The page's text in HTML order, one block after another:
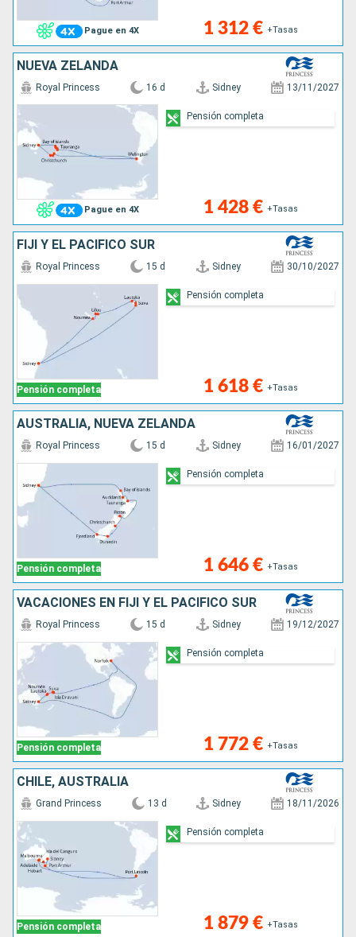
Pague en 4X 1 312 € +Tasas
NUEVA ZELANDA
Pague en 4X
Royal Princess 16 d Sidney 13/11/2027
1 428 € +Tasas
Pensión completa
FIJI Y EL PACÍFICO SUR
Pensión completa
Royal Princess 15 d Sidney 30/10/2027
1 618 € +Tasas
Pensión completa
AUSTRALIA, NUEVA ZELANDA
Pensión completa
Royal Princess 15 d Sidney 16/01/2027
1 646 € +Tasas
Pensión completa
VACACIONES EN FIJI Y EL PACÍFICO SUR
Pensión completa
Royal Princess 15 d Sidney 19/12/2027
1 772 € +Tasas
Pensión completa
CHILE, AUSTRALIA
Pensión completa
Grand Princess 13 d Sidney 18/11/2026
1 879 € +Tasas
Pensión completa